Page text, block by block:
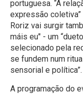
portuguesa. “A
expressão
Roriz vai surgir
máis eu" - um
selecionado pela
se fundem num
sensorial e política”.
A programação do